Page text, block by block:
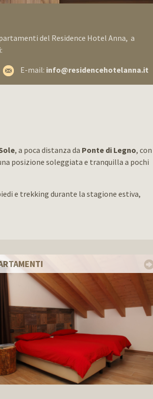
del Residence Hotel Anna, a
E-mail: info@residencehotelanna.it
, a poca distanza da Ponte di Legno, con
posizione soleggiata e tranquilla a pochi
e trekking durante la stagione estiva,